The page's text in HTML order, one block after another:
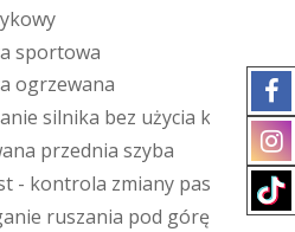
ykowy
a sportowa
a ogrzewana
anie silnika bez użycia k yków
ana przednia szyba
t - kontrola zmiany pas hu
anie ruszania pod górę lHold